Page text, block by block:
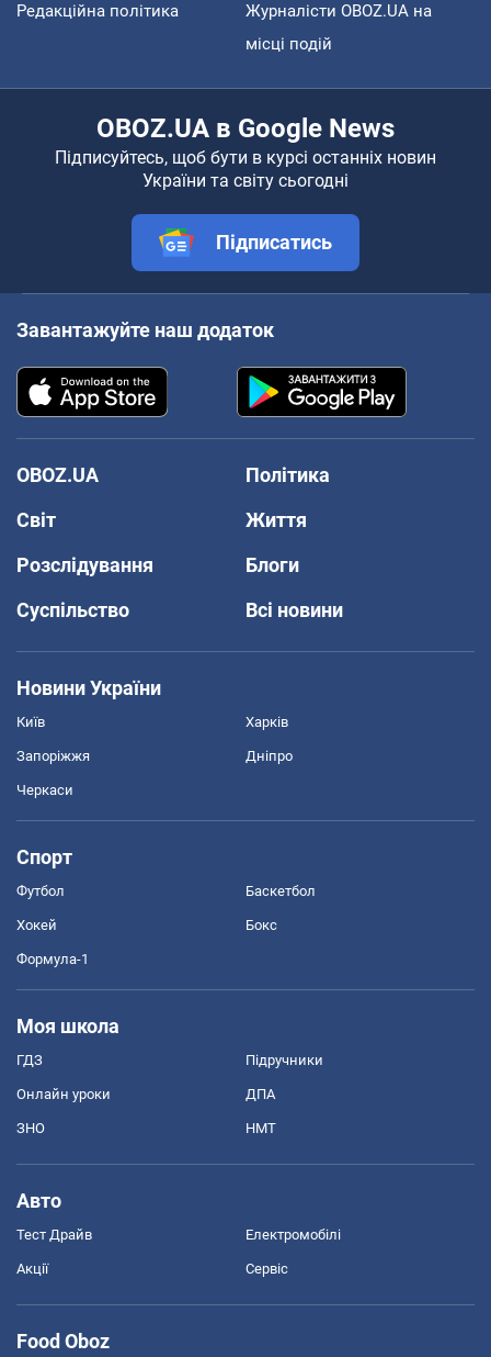
Редакційна політика
Журналісти OBOZ.UA на
місці подій
OBOZ.UA в Google News
Підписуйтесь, щоб бути в курсі останніх новин
України та світу сьогодні
Підписатись
Завантажуйте наш додаток
OBOZ.UA
Політика
Світ
Життя
Розслідування
Блоги
Суспільство
Всі новини
Новини України
Київ Харків
Запоріжжя Дніпро
Черкаси
Спорт
Футбол Баскетбол
Хокей Бокс
Формула-1
Моя школа
ГДЗ Підручники
Онлайн уроки ДПА
ЗНО НМТ
Авто
Тест Драйв Електромобілі
Акції Сервіс
Food Oboz